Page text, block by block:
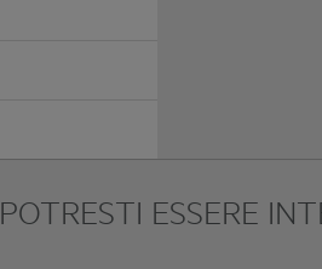
POTRESTI ESSERE